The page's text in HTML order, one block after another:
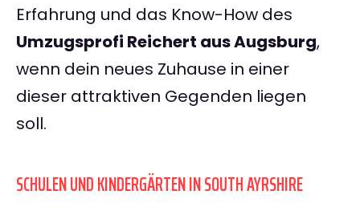
Erfahrung und das Know-How des
Umzugsprofi Reichert aus Augsburg,
wenn dein neues Zuhause in einer
dieser attraktiven Gegenden liegen
soll.
SCHULEN UND KINDERGÄRTEN IN SOUTH AYRSHIRE